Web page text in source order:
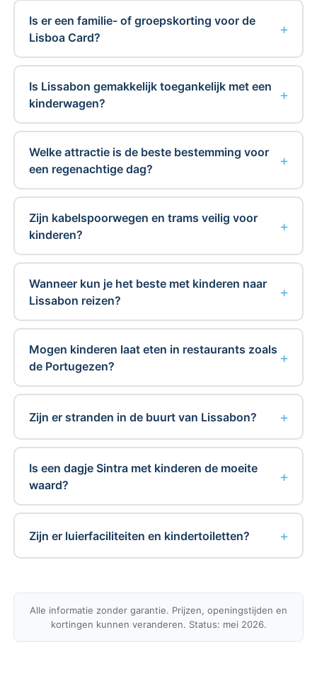
Is er een familie- of groepskorting voor de
Lisboa Card?
Is Lissabon gemakkelijk toegankelijk met een
kinderwagen?
Welke attractie is de beste bestemming voor
een regenachtige dag?
Zijn kabelspoorwegen en trams veilig voor
kinderen?
Wanneer kun je het beste met kinderen naar
Lissabon reizen?
Mogen kinderen laat eten in restaurants zoals
de Portugezen?
Zijn er stranden in de buurt van Lissabon?
Is een dagje Sintra met kinderen de moeite
waard?
Zijn er luierfaciliteiten en kindertoiletten?
Alle informatie zonder garantie. Prijzen, openingstijden en
kortingen kunnen veranderen. Status: mei 2026.